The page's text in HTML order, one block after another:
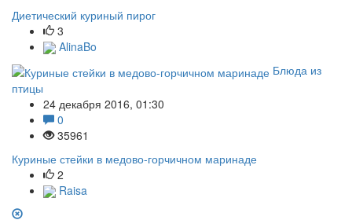
Диетический куриный пирог
3
AlinaBo
Блюда из
птицы
24 декабря 2016, 01:30
0
35961
Куриные стейки в медово-горчичном маринаде
2
Raisa